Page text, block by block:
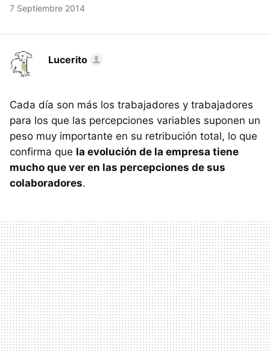
7 Septiembre 2014
Lucerito
Cada día son más los trabajadores y trabajadores
para los que las percepciones variables suponen un
peso muy importante en su retribución total, lo que
confirma que la evolución de la empresa tiene
mucho que ver en las percepciones de sus
colaboradores.